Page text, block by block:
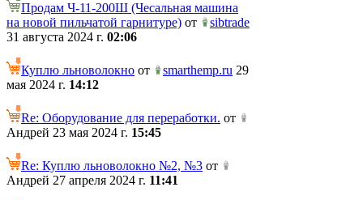
Продам Ч-11-200Ш (Чесальная машина
на новой пильчатой гарнитуре) от
sibtrade
31 августа 2024 г. 02:06
Куплю льноволокно от smarthemp.ru 29
мая 2024 г. 14:12
Re: Оборудование для переработки. от
Андрей 23 мая 2024 г. 15:45
Re: Куплю льноволокно №2, №3 от
Андрей 27 апреля 2024 г. 11:41